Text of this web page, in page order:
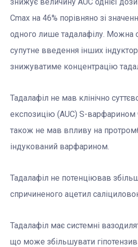
Сmax на 46% порівняно зі
одного лише тадалафілу. Можна
супутне введення інших
знижуватиме концентрацію
Тадалафіл не мав клінічно
експозицію (AUC) S-
також не мав впливу на
індукований варфарином.
Тадалафіл не потенціював
спричиненого ацетил
Тадалафіл має системні
що може збільшувати